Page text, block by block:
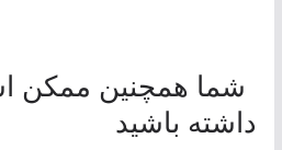
شما همچنین
داشته باشید